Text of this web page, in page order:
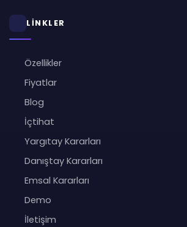
LİNKLER
Özellikler
Fiyatlar
Blog
İçtihat
Yargıtay Kararları
Danıştay Kararları
Emsal Kararları
Demo
İletişim